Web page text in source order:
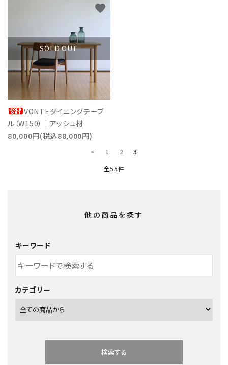
SOLD OUT
VONTEダイニングテーブ
ル（W150）｜アッシュ材
80,000円(税込88,000円)
favorite
< 1 2
3
全55件
他の商品を探す
キーワード
カテゴリー
検索する